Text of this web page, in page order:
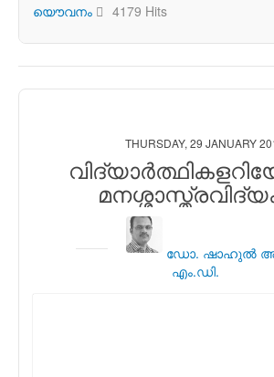
യൌവനം 4179 Hits
THURSDAY, 29 JANUARY
ഡോ. ഷാഹുല്‍
എം.ഡി.